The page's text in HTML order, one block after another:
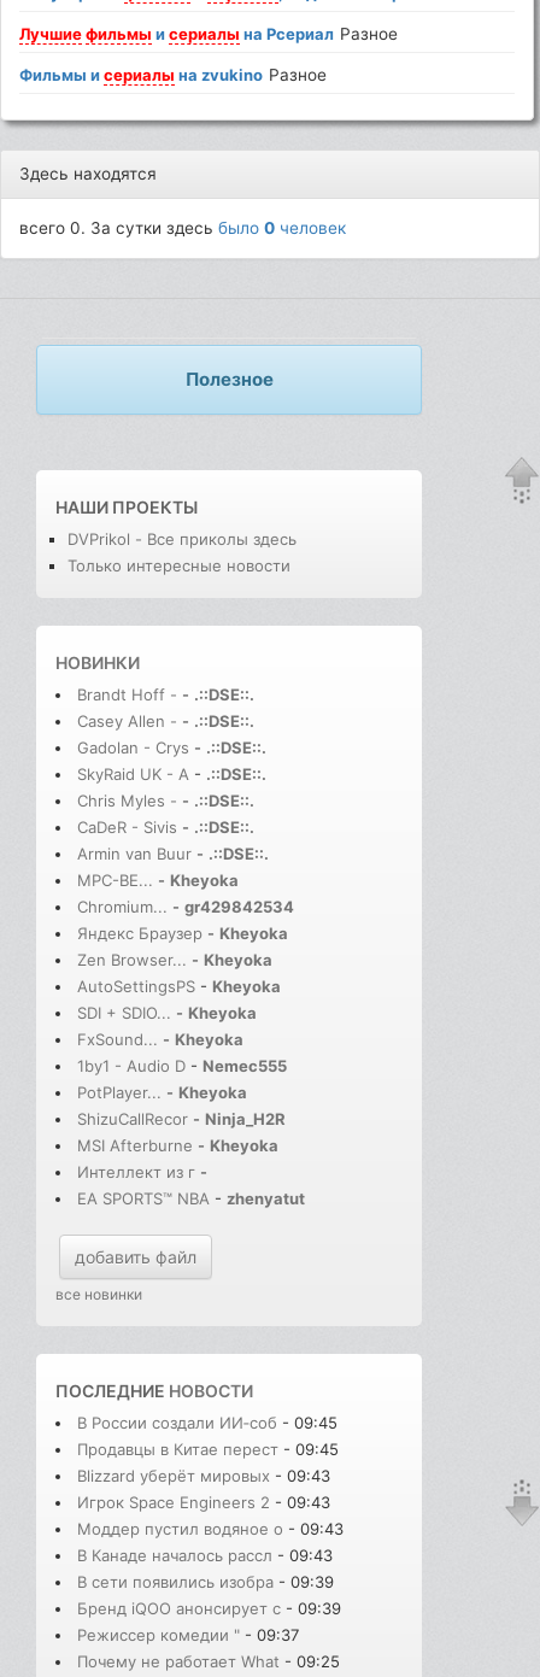
Лучшие фильмы исериалы на Рсериал Разное
Фильмы исериалы на zvukino Разное
Здесь находятся
всего 0. За сутки здесьбыло0 человек
Полезное
НАШИ ПРОЕКТЫ
DVPrikol - Все приколы здесь
Только интересные новости
НОВИНКИ
Brandt Hoff - - .::DSE::.
Casey Allen - - .::DSE::.
Gadolan - Crys - .::DSE::.
SkyRaid UK - A - .::DSE::.
Chris Myles - - .::DSE::.
CaDeR - Sivis - .::DSE::.
Armin van Buur - .::DSE::.
MPC-BE... - Kheyoka
Chromium... - gr429842534
Яндекс Браузер - Kheyoka
Zen Browser... - Kheyoka
AutoSettingsPS - Kheyoka
SDI + SDIO... - Kheyoka
FxSound... - Kheyoka
1by1 - Audio D - Nemec555
PotPlayer... - Kheyoka
ShizuCallRecor - Ninja_H2R
MSI Afterburne - Kheyoka
Интеллект из г -
EA SPORTS™ NBA - zhenyatut
добавить файл
все новинки
ПОСЛЕДНИЕ НОВОСТИ
В России создали ИИ‑соб - 09:45
Продавцы в Китае перест - 09:45
Blizzard уберёт мировых - 09:43
Игрок Space Engineers 2 - 09:43
Моддер пустил водяное о - 09:43
В Канаде началось рассл - 09:43
В сети появились изобра - 09:39
Бренд iQOO анонсирует с - 09:39
Режиссер комедии " - 09:37
Почему не работает What - 09:25